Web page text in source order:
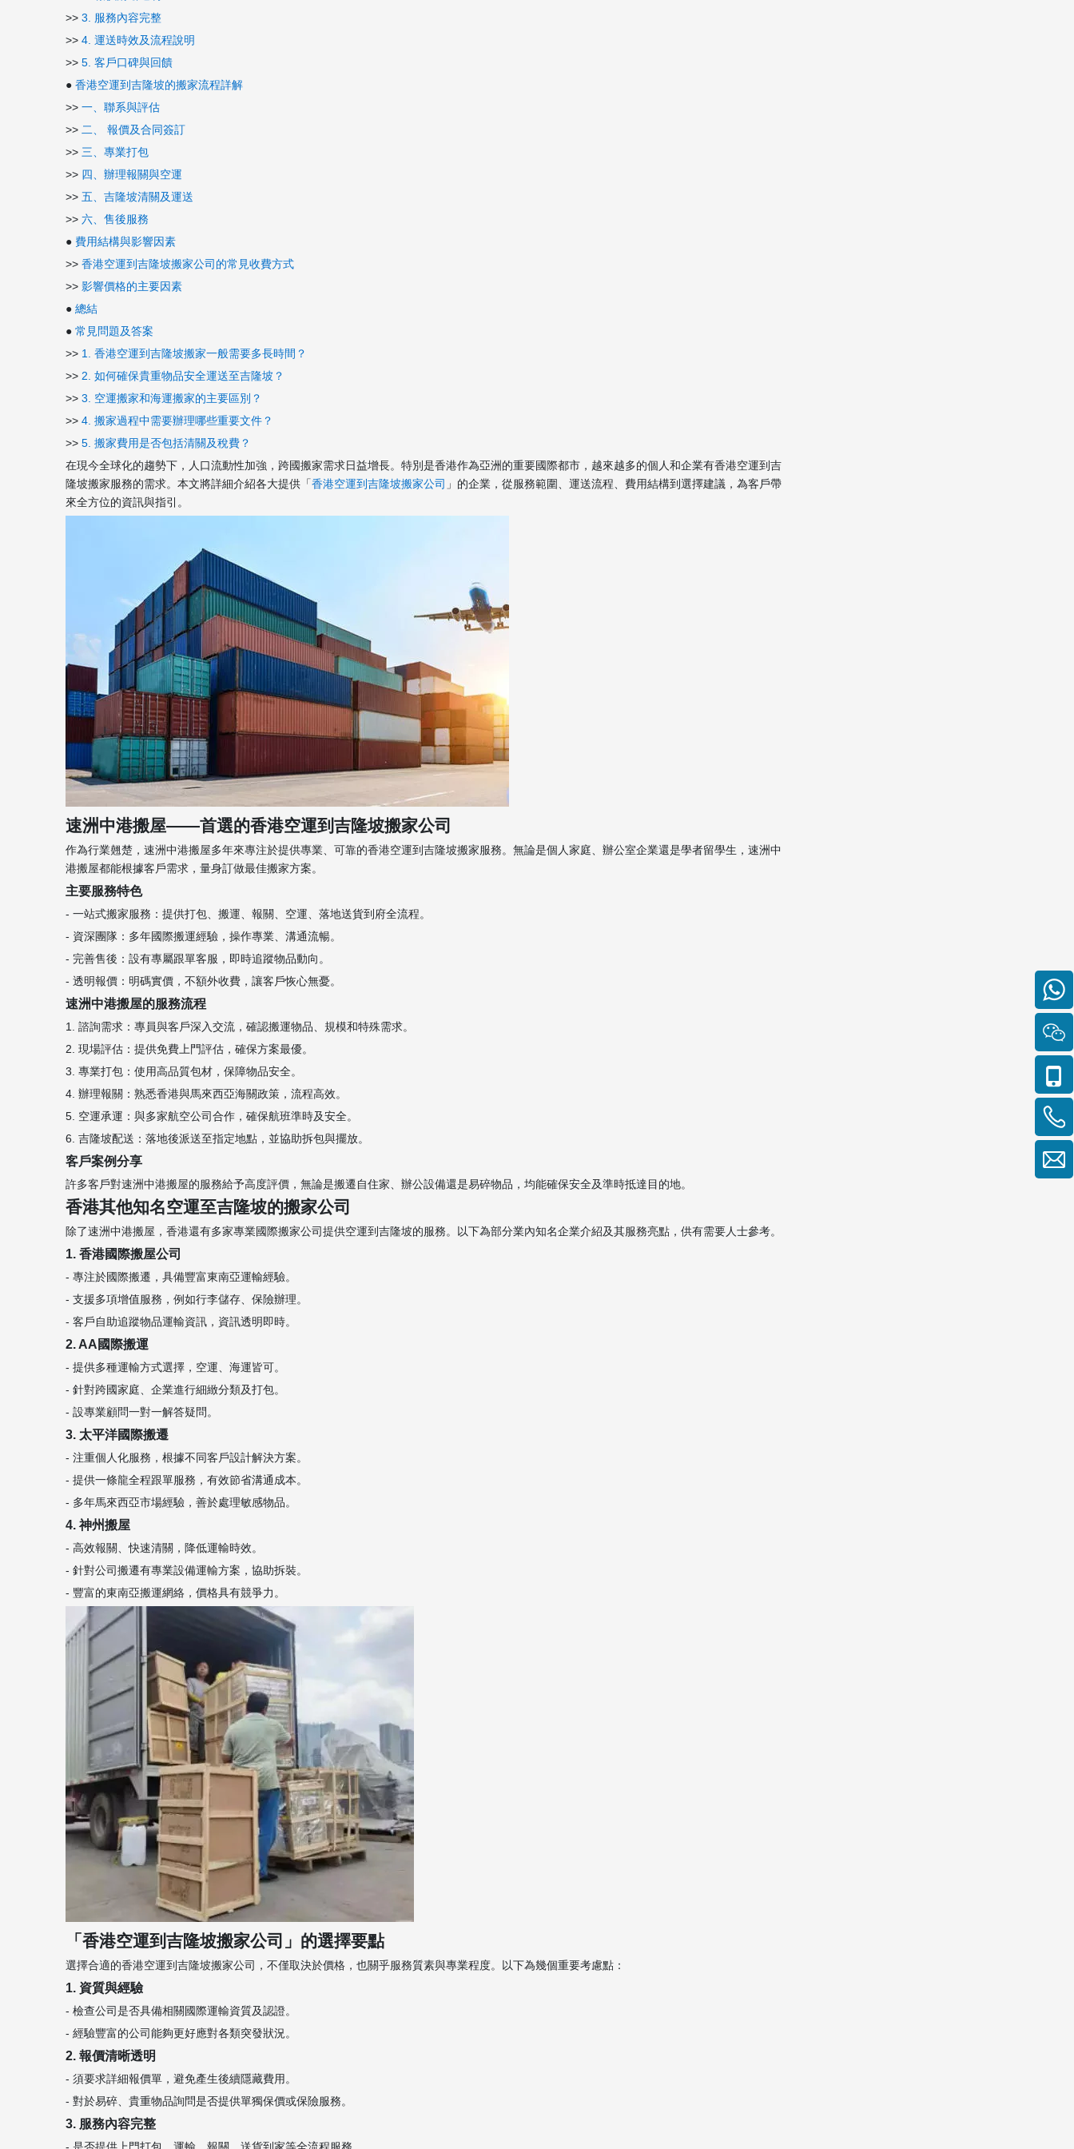
>> 3. 服務內容完整
>> 4. 運送時效及流程說明
>> 5. 客戶口碑與回饋
● 香港空運到吉隆坡的搬家流程詳解
>> 一、聯系與評估
>> 二、 報價及合同簽訂
>> 三、專業打包
>> 四、辦理報關與空運
>> 五、吉隆坡清關及運送
>> 六、售後服務
● 費用結構與影響因素
>> 香港空運到吉隆坡搬家公司的常見收費方式
>> 影響價格的主要因素
● 總結
● 常見問題及答案
>> 1. 香港空運到吉隆坡搬家一般需要多長時間？
>> 2. 如何確保貴重物品安全運送至吉隆坡？
>> 3. 空運搬家和海運搬家的主要區別？
>> 4. 搬家過程中需要辦理哪些重要文件？
>> 5. 搬家費用是否包括清關及稅費？
在現今全球化的趨勢下，人口流動性加強，跨國搬家需求日益增長。特別是香港作為亞洲的重要國際都市，越來越多的個人和企業有香港空運到吉
隆坡搬家服務的需求。本文將詳細介紹各大提供「香港空運到吉隆坡搬家公司 」的企業，從服務範圍、運送流程、費用結構到選擇建議，為客戶帶
來全方位的資訊與指引。
速洲中港搬屋——首選的香港空運到吉隆坡搬家公司
作為行業翹楚，速洲中港搬屋多年來專注於提供專業、可靠的香港空運到吉隆坡搬家服務。無論是個人家庭、辦公室企業還是學者留學生，速洲中
港搬屋都能根據客戶需求，量身訂做最佳搬家方案。
主要服務特色
- 一站式搬家服務：提供打包、搬運、報關、空運、落地送貨到府全流程。
- 資深團隊：多年國際搬運經驗，操作專業、溝通流暢。
- 完善售後：設有專屬跟單客服，即時追蹤物品動向。
- 透明報價：明碼實價，不額外收費，讓客戶恢心無憂。
速洲中港搬屋的服務流程
1. 諮詢需求：專員與客戶深入交流，確認搬運物品、規模和特殊需求。
2. 現場評估：提供免費上門評估，確保方案最優。
3. 專業打包：使用高品質包材，保障物品安全。
4. 辦理報關：熟悉香港與馬來西亞海關政策，流程高效。
5. 空運承運：與多家航空公司合作，確保航班準時及安全。
6. 吉隆坡配送：落地後派送至指定地點，並協助拆包與擺放。
客戶案例分享
許多客戶對速洲中港搬屋的服務給予高度評價，無論是搬遷自住家、辦公設備還是易碎物品，均能確保安全及準時抵達目的地。
香港其他知名空運至吉隆坡的搬家公司
除了速洲中港搬屋，香港還有多家專業國際搬家公司提供空運到吉隆坡的服務。以下為部分業內知名企業介紹及其服務亮點，供有需要人士參考。
1. 香港國際搬屋公司
- 專注於國際搬遷，具備豐富東南亞運輸經驗。
- 支援多項增值服務，例如行李儲存、保險辦理。
- 客戶自助追蹤物品運輸資訊，資訊透明即時。
2. AA國際搬運
- 提供多種運輸方式選擇，空運、海運皆可。
- 針對跨國家庭、企業進行細緻分類及打包。
- 設專業顧問一對一解答疑問。
3. 太平洋國際搬遷
- 注重個人化服務，根據不同客戶設計解決方案。
- 提供一條龍全程跟單服務，有效節省溝通成本。
- 多年馬來西亞市場經驗，善於處理敏感物品。
4. 神州搬屋
- 高效報關、快速清關，降低運輸時效。
- 針對公司搬遷有專業設備運輸方案，協助拆裝。
- 豐富的東南亞搬運網絡，價格具有競爭力。
「香港空運到吉隆坡搬家公司」的選擇要點
選擇合適的香港空運到吉隆坡搬家公司，不僅取決於價格，也關乎服務質素與專業程度。以下為幾個重要考慮點：
1. 資質與經驗
- 檢查公司是否具備相關國際運輸資質及認證。
- 經驗豐富的公司能夠更好應對各類突發狀況。
2. 報價清晰透明
- 須要求詳細報價單，避免產生後續隱藏費用。
- 對於易碎、貴重物品詢問是否提供單獨保價或保險服務。
3. 服務內容完整